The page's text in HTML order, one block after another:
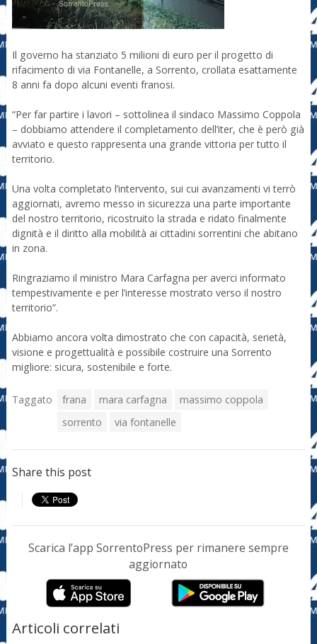
Il governo ha stanziato 5 milioni di euro per il progetto di
rifacimento di via Fontanelle, a Sorrento, crollata esattamente
8 anni fa dopo alcuni eventi franosi.
“Per far partire i lavori – sottolinea il sindaco Massimo Coppola
– dobbiamo attendere il completamento dell’iter, che è però già
avviato e questo rappresenta una grande vittoria per tutto il
territorio.
Una volta completato l’intervento, sui cui avanzamenti vi terrò
aggiornati, avremo messo in sicurezza una parte importante
del nostro territorio, ricostruito la strada e ridato finalmente
dignità e il diritto alla mobilità ai cittadini sorrentini che abitano
in zona.
Ringraziamo il ministro Mara Carfagna per averci informato
tempestivamente e per l’interesse mostrato verso il nostro
territorio”.
Abbiamo ancora volta dimostrato che con capacità, serietà,
visione e progettualità e possibile costruire una Sorrento
migliore: sicura, sostenibile e forte.
Taggato frana mara carfagna
massimo coppola
sorrento
via fontanelle
Share this post
Scarica l’app SorrentoPress per rimanere sempre
aggiornato
Articoli correlati